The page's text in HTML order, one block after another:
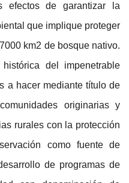
de garantizar la
que implique proteger
km2 de bosque nativo.
del impenetrable
a hacer mediante título de
originarias y
rurales con la protección
como fuente de
de programas de